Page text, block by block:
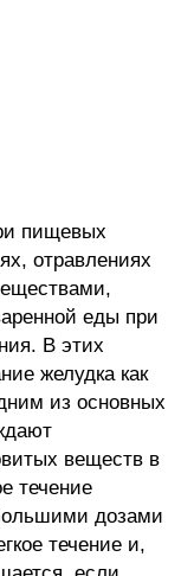
пищевых
отравлениях
еды при
В этих
желудка как
из основных
веществ в
течение
дозами
течение и,